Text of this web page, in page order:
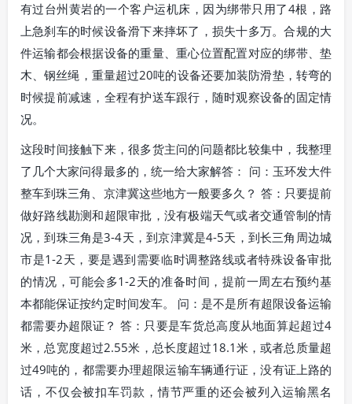
有过台州黄岩的一个客户运机床，因为绑带只用了4根，路
上急刹车的时候设备滑下来摔坏了，损失十多万。合规的大
件运输都会根据设备的重量、重心位置配置对应的绑带、垫
木、钢丝绳，重量超过20吨的设备还要加装防滑垫，转弯的
时候提前减速，全程有护送车跟行，随时观察设备的固定情
况。
这段时间接触下来，很多货主问的问题都比较集中，我整理
了几个大家问得最多的，统一给大家解答： 问：玉环发大件
整车到珠三角、京津冀这些地方一般要多久？ 答：只要提前
做好路线勘测和超限审批，没有极端天气或者交通管制的情
况，到珠三角是3-4天，到京津冀是4-5天，到长三角周边城
市是1-2天，要是遇到需要临时调整路线或者特殊设备审批
的情况，可能会多1-2天的准备时间，提前一周左右预约基
本都能保证按约定时间发车。 问：是不是所有超限设备运输
都需要办超限证？ 答：只要是车货总高度从地面算起超过4
米，总宽度超过2.55米，总长度超过18.1米，或者总质量超
过49吨的，都需要办理超限运输车辆通行证，没有证上路的
话，不仅会被扣车罚款，情节严重的还会被列入运输黑名